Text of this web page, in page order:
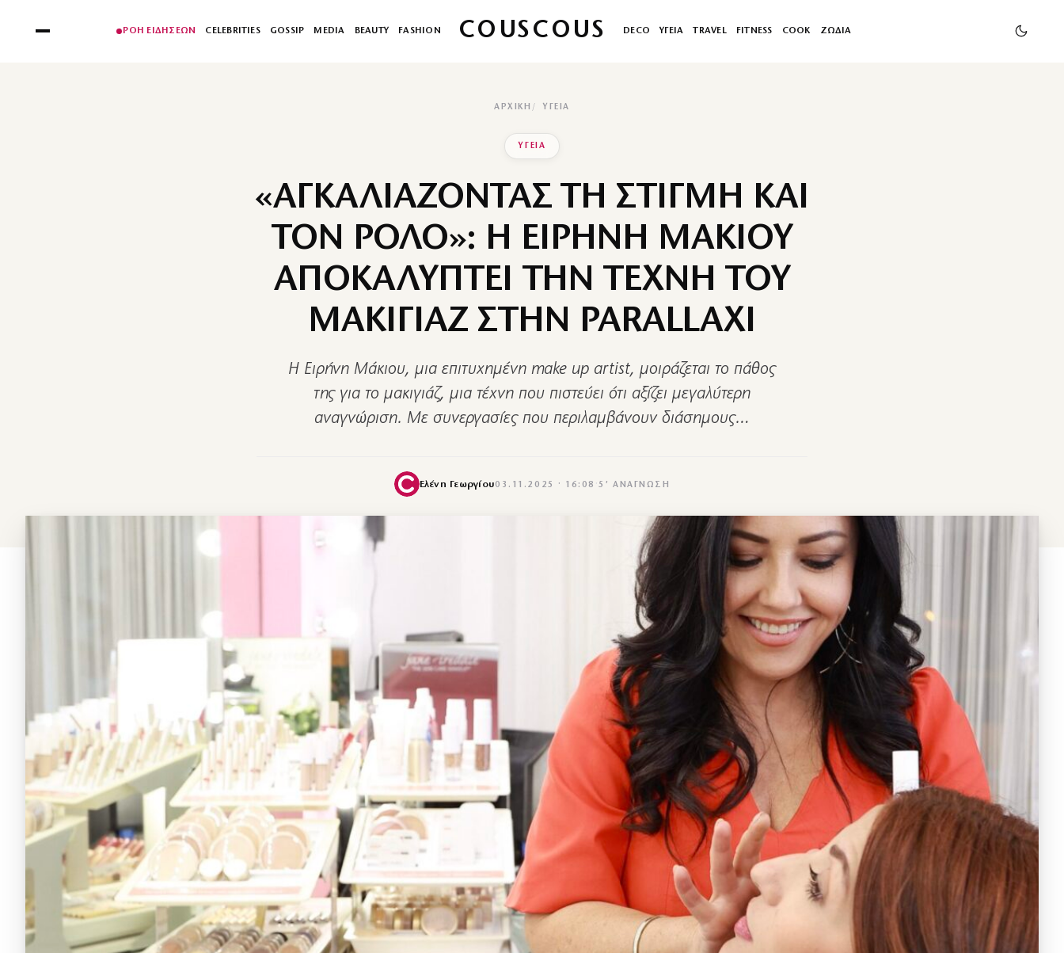
ΡΟΗ ΕΙΔΗΣΕΩΝ CELEBRITIES GOSSIP MEDIA BEAUTY FASHION COUSCOUS DECO ΥΓΕΙΑ TRAVEL FITNESS COOK ΖΩΔΙΑ
ΑΡΧΙΚΉ ΥΓΕΙΑ
ΥΓΕΙΑ
«ΑΓΚΑΛΙΑΖΟΝΤΑΣ ΤΗ ΣΤΙΓΜΗ ΚΑΙ
ΤΟΝ ΡΟΛΟ»: Η ΕΙΡΗΝΗ ΜΑΚΙΟΥ
ΑΠΟΚΑΛΥΠΤΕΙ ΤΗΝ ΤΕΧΝΗ ΤΟΥ
ΜΑΚΙΓΙΑΖ ΣΤΗΝ PARALLAXI
Η Ειρήνη Μάκιου, μια επιτυχημένη make up artist, μοιράζεται το πάθος
της για το μακιγιάζ, μια τέχνη που πιστεύει ότι αξίζει μεγαλύτερη
αναγνώριση. Με συνεργασίες που περιλαμβάνουν διάσημους…
Ελένη Γεωργίου03.11.2025 · 16:08 ·5′ ΑΝΆΓΝΩΣΗ